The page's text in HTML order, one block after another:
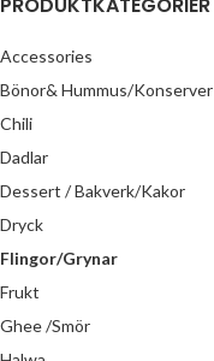
Accessories
Bönor& Hummus/Konserver
Chili
Dadlar
Dessert / Bakverk/Kakor
Dryck
Flingor/Grynar
Frukt
Ghee /Smör